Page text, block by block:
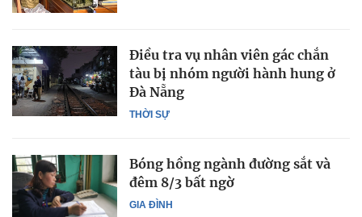
THỜI SỰ
Điều tra vụ nhân viên gác chắn
tàu bị nhóm người hành hung ở
Đà Nẵng
GIA ĐÌNH
Bóng hồng ngành đường sắt và
đêm 8/3 bất ngờ